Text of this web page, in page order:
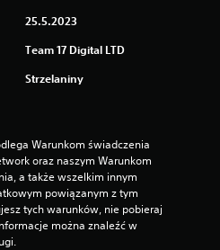
25.5.2023
Team 17 Digital LTD
Strzelaniny
Warunkom świadczenia
oraz naszym Warunkom
a także wszelkim innym
powiązanym z tym
tych warunków, nie pobieraj
można znaleźć w